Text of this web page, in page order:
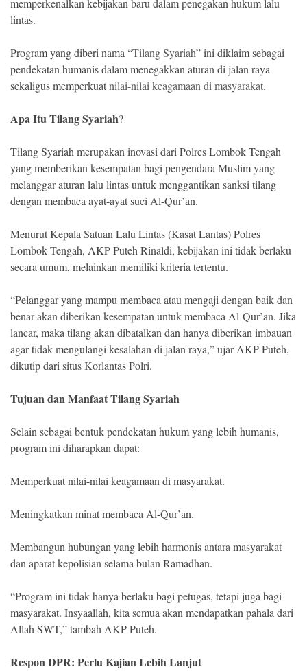
©
Copyright
2026
NETRAL
Right
Reserved
memperkenalkan kebijakan baru dalam penegakan hukum lalu
lintas.
Program yang diberi nama “Tilang Syariah” ini diklaim sebagai
pendekatan humanis dalam menegakkan aturan di jalan raya
sekaligus memperkuatnilai-nilai keagamaan di masyarakat.
Apa Itu Tilang Syariah?
Tilang Syariah merupakan inovasi dari Polres Lombok Tengah
yang memberikan kesempatan bagi pengendara Muslim yang
melanggar aturan lalu lintas untuk menggantikan sanksi tilang
dengan membaca ayat-ayat suci Al-Qur’an.
Menurut Kepala Satuan Lalu Lintas (Kasat Lantas) Polres
Lombok Tengah, AKP Puteh Rinaldi, kebijakan ini tidak berlaku
secara umum, melainkan memiliki kriteria tertentu.
“Pelanggar yang mampu membaca atau mengaji dengan baik dan
benar akan diberikan kesempatan untuk membaca Al-Qur’an. Jika
lancar, maka tilang akan dibatalkan dan hanya diberikan imbauan
agar tidak mengulangi kesalahan di jalan raya,” ujar AKP Puteh,
dikutip dari situs Korlantas Polri.
Tujuan dan Manfaat Tilang Syariah
Selain sebagai bentuk pendekatan hukum yang lebih humanis,
program ini diharapkan dapat:
Memperkuat nilai-nilai keagamaan di masyarakat.
Meningkatkan minat membaca Al-Qur’an.
Membangun hubungan yang lebih harmonis antara masyarakat
dan aparat kepolisian selama bulan Ramadhan.
“Program ini tidak hanya berlaku bagi petugas, tetapi juga bagi
masyarakat. Insyaallah, kita semua akan mendapatkan pahala dari
Allah SWT,” tambah AKP Puteh.
Respon DPR: Perlu Kajian Lebih Lanjut